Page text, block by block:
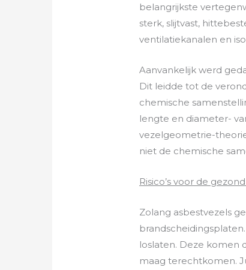
belangrijkste
sterk, slijtvast,
ventilatiekanalen en
Aanvankelijk werd
Dit leidde tot de
chemische
lengte en diameter-
vezelgeometrie-
niet de chemische
Risico’s voor de
Zolang asbestvezels
loslaten. Deze komen
maag terechtkomen.